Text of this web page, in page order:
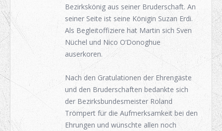
Bezirkskönig aus seiner Bruderschaft. An
seiner Seite ist seine Königin Suzan Erdi.
Als Begleitoffiziere hat Martin sich Sven
Nüchel und Nico O‘Donoghue
auserkoren.
Nach den Gratulationen der Ehrengäste
und den Bruderschaften bedankte sich
der Bezirksbundesmeister Roland
Trömpert für die Aufmerksamkeit bei den
Ehrungen und wünschte allen noch